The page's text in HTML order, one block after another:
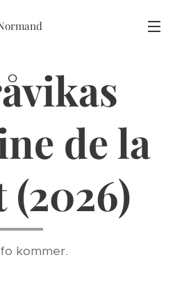
de la
(2026)
kommer.